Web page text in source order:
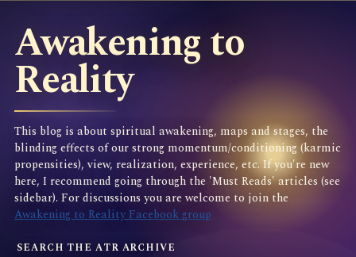
Awakening to
Reality
This blog is about spiritual awakening, maps and stages, the
blinding effects of our strong momentum/conditioning (karmic
propensities), view, realization, experience, etc. If you're new
here, I recommend going through the 'Must Reads' articles (see
sidebar). For discussions you are welcome to join the
Awakening to Reality Facebook group
SEARCH THE ATR ARCHIVE